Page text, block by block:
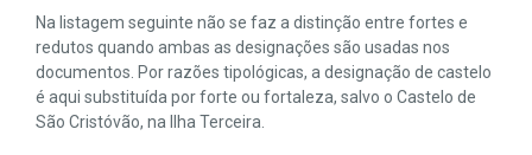
Na listagem seguinte não se faz a distinção entre fortes e
redutos quando ambas as designações são usadas nos
documentos. Por razões tipológicas, a designação de castelo
é aqui substituída por forte ou fortaleza, salvo o Castelo de
São Cristóvão, na Ilha Terceira.